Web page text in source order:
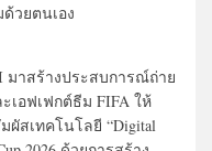
วยตนเอง
มาสร้างประสบการณ์ถ่าย
เอฟเฟกต์ธีม FIFA ให้
ผัสเทคโนโลยี “Digital